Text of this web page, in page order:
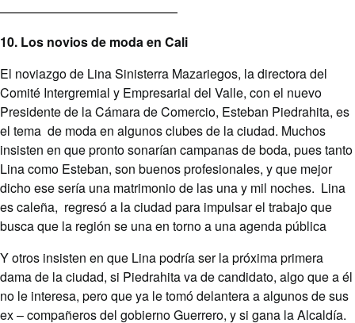
10. Los novios de moda en Cali
El noviazgo de Lina Sinisterra Mazariegos, la directora del
Comité Intergremial y Empresarial del Valle, con el nuevo
Presidente de la Cámara de Comercio, Esteban Piedrahita, es
el tema de moda en algunos clubes de la ciudad. Muchos
insisten en que pronto sonarían campanas de boda, pues tanto
Lina como Esteban, son buenos profesionales, y que mejor
dicho ese sería una matrimonio de las una y mil noches. Lina
es caleña, regresó a la ciudad para impulsar el trabajo que
busca que la región se una en torno a una agenda pública
Y otros insisten en que Lina podría ser la próxima primera
dama de la ciudad, si Piedrahita va de candidato, algo que a él
no le interesa, pero que ya le tomó delantera a algunos de sus
ex – compañeros del gobierno Guerrero, y si gana la Alcaldía.